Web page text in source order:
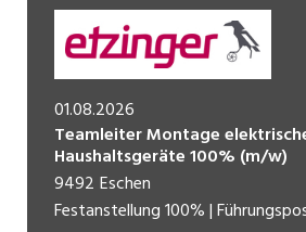
Ferienjob
POSITION
Führungsposition
Management / Kader
Einkauf, Logistik, Transport,
Engineering, Technik, Architektur
Finanzen, Controlling,
Gartenbau, Landwirtschaft,
Gastronomie, Hotellerie,
Lebensmittel
01.08.2026
Teamleiter Montage
Haushaltsgeräte 100% (m/w)
9492 Eschen
Festanstellung100%|